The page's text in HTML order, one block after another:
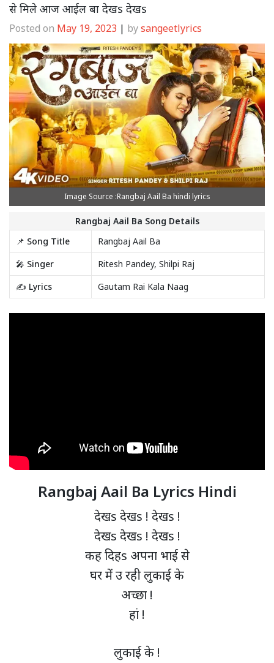
से मिले आज आईल बा देखs देखs
Posted on May 19, 2023 | bysangeetlyrics
Image Source :Rangbaj Aail Ba hindi lyrics
Rangbaj Aail Ba Song Details
📌 Song Title
Rangbaj Aail Ba
🎤 Singer
Ritesh Pandey, Shilpi Raj
✍️ Lyrics
Gautam Rai Kala Naag
Rangbaj Aail Ba Lyrics Hindi
देखs देखs ! देखs !
देखs देखs ! देखs !
कह दिहs अपना भाई से
घर में उ रही लुकाई के
अच्छा !
हां !
लुकाई के !